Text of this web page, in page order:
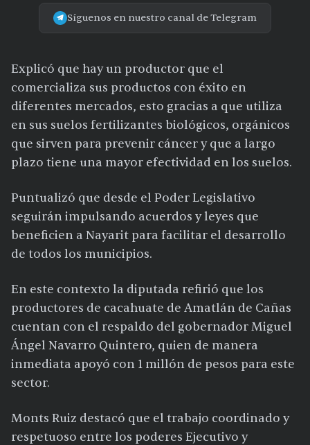
Síguenos en nuestro canal de Telegram
Explicó que hay un productor que el
comercializa sus productos con éxito en
diferentes mercados, esto gracias a que utiliza
en sus suelos fertilizantes biológicos, orgánicos
que sirven para prevenir cáncer y que a largo
plazo tiene una mayor efectividad en los suelos.
Puntualizó que desde el Poder Legislativo
seguirán impulsando acuerdos y leyes que
beneficien a Nayarit para facilitar el desarrollo
de todos los municipios.
En este contexto la diputada refirió que los
productores de cacahuate de Amatlán de Cañas
cuentan con el respaldo del gobernador Miguel
Ángel Navarro Quintero, quien de manera
inmediata apoyó con 1 millón de pesos para este
sector.
Monts Ruiz destacó que el trabajo coordinado y
respetuoso entre los poderes Ejecutivo y